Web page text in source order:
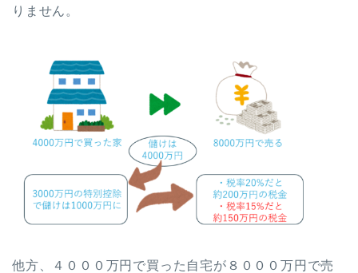
りません。
他方、４０００万円で買った自宅が８０００万円で売